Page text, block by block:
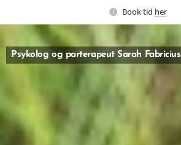
Book tid her
Psykolog og parterapeut Sarah Fabricius